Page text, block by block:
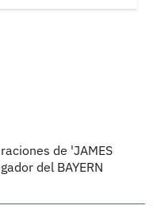
de 'JAMES
del BAYERN